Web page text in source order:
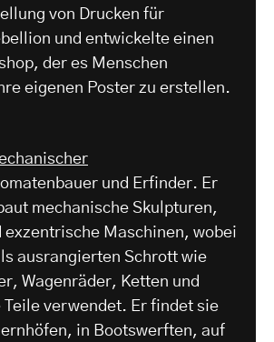
von Drucken für
und entwickelte einen
der es Menschen
eigenen Poster zu erstellen.
und Erfinder. Er
mechanische Skulpturen,
exzentrische Maschinen, wobei
ausrangierten Schrott wie
Wagenräder, Ketten und
Teile verwendet. Er findet sie
in Bootswerften, auf